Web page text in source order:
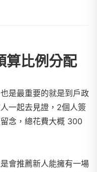
算比例分配
是最重要的就是到戶政
一起去見證，2個人簽
念，總花費大概 300
會推薦新人能擁有一場